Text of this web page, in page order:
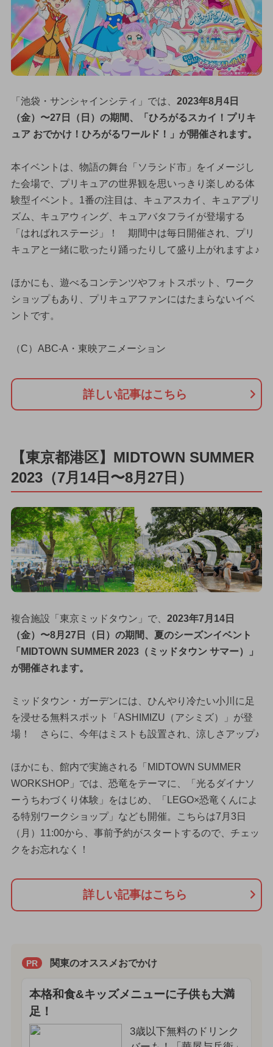
「池袋・サンシャインシティ」では、 2023年8月4日
（金）〜27日（日）の期間、「ひろがるスカイ！プリキ
ュア おでかけ！ひろがるワールド！」が開催されます。
本イベントは、物語の舞台「ソラシド市」をイメージし
た会場で、プリキュアの世界観を思いっきり楽しめる体
験型イベント。1番の注目は、キュアスカイ、キュアプリ
ズム、キュアウィング、キュアバタフライが登場する
「はればれステージ」！ 期間中は毎日開催され、プリ
キュアと一緒に歌ったり踊ったりして盛り上がれますよ♪
ほかにも、遊べるコンテンツやフォトスポット、ワーク
ショップもあり、プリキュアファンにはたまらないイベ
ントです。
（C）ABC-A・東映アニメーション
詳しい記事はこちら
【東京都港区】MIDTOWN SUMMER
2023（7月14日〜8月27日）
複合施設「東京ミッドタウン」で、 2023年7月14日
（金）〜8月27日（日）の期間、夏のシーズンイベント
「MIDTOWN SUMMER 2023（ミッドタウン サマー）」
が開催されます。
ミッドタウン・ガーデンには、ひんやり冷たい小川に足
を浸せる無料スポット「ASHIMIZU（アシミズ）」が登
場！ さらに、今年はミストも設置され、涼しさアップ♪
ほかにも、館内で実施される「MIDTOWN SUMMER
WORKSHOP」では、恐竜をテーマに、「光るダイナソ
ーうちわづくり体験」をはじめ、「LEGO×恐竜くんによ
る特別ワークショップ」なども開催。こちらは7月3日
（月）11:00から、事前予約がスタートするので、チェッ
クをお忘れなく！
詳しい記事はこちら
PR 関東のオススメおでかけ
本格和食&キッズメニューに子供も大満
足！
3歳以下無料のドリンク